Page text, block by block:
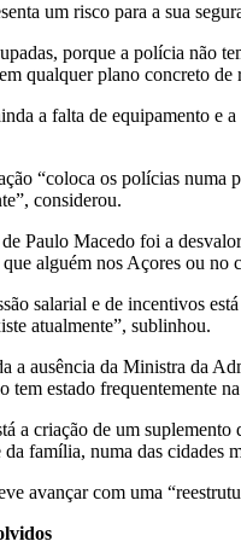
um risco para a sua
porque a polícia não
qualquer plano concreto de
a falta de equipamento e
“coloca os polícias numa
considerou.
Paulo Macedo foi a
alguém nos Açores ou
salarial e de incentivos
atualmente”, sublinhou.
a ausência da Ministra da
estado frequentemente
a criação de um
família, numa das cidades
avançar com uma